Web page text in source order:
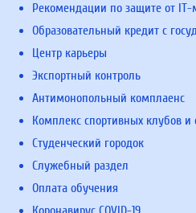
Рекомендации по защите от
Образовательный кредит с
Центр карьеры
Экспортный контроль
Антимонопольный комплаенс
Комплекс спортивных клубов и
Студенческий городок
Служебный раздел
Оплата обучения